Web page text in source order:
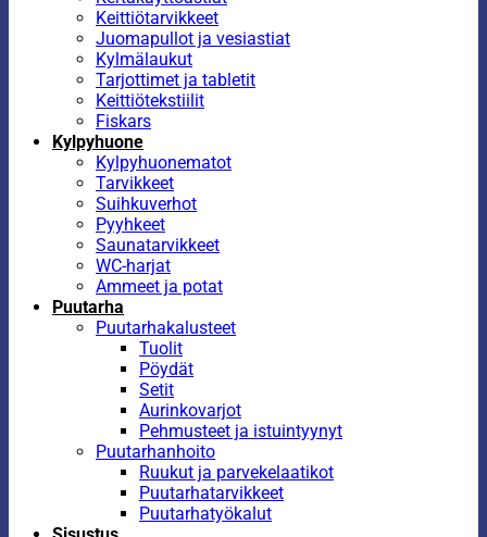
Keittiötarvikkeet
Juomapullot ja vesiastiat
Kylmälaukut
Tarjottimet ja tabletit
Keittiötekstiilit
Fiskars
Kylpyhuone
Kylpyhuonematot
Tarvikkeet
Suihkuverhot
Pyyhkeet
Saunatarvikkeet
WC-harjat
Ammeet ja potat
Puutarha
Puutarhakalusteet
Tuolit
Pöydät
Setit
Aurinkovarjot
Pehmusteet ja istuintyynyt
Puutarhanhoito
Ruukut ja parvekelaatikot
Puutarhatarvikkeet
Puutarhatyökalut